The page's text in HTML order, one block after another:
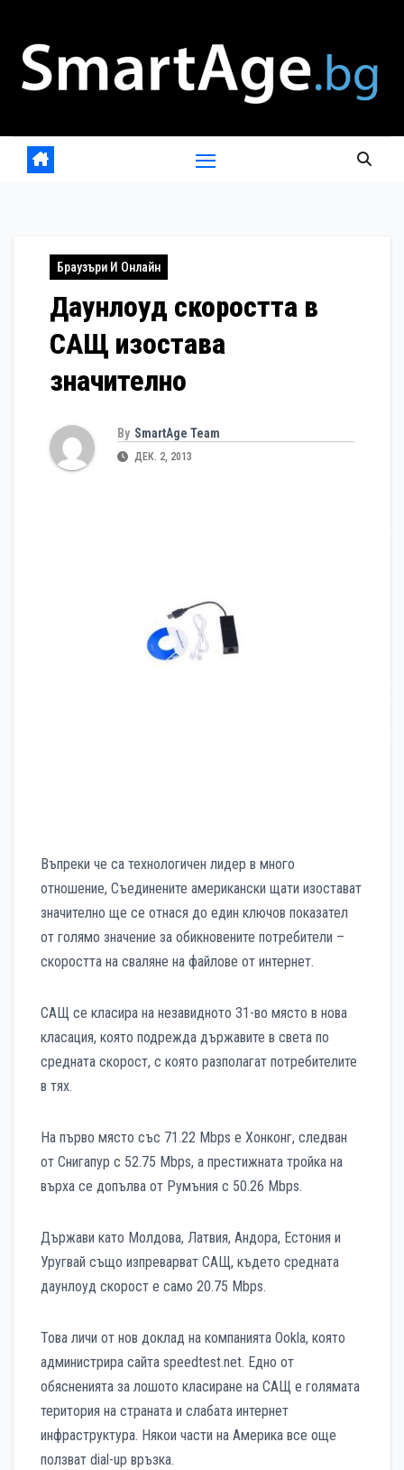
content
Браузъри И Онлайн
Даунлоуд скоростта в
САЩ изостава
значително
By SmartAge Team
ДЕК. 2, 2013
Въпреки че са технологичен лидер в много
отношение, Съединените американски щати изостават
значително ще се отнася до един ключов показател
от голямо значение за обикновените потребители –
скоростта на сваляне на файлове от интернет.
САЩ се класира на незавидното 31-во място в нова
класация, която подрежда държавите в света по
средната скорост, с която разполагат потребителите
в тях.
На първо място със 71.22 Mbps е Хонконг, следван
от Снигапур с 52.75 Mbps, а престижната тройка на
върха се допълва от Румъния с 50.26 Mbps.
Държави като Молдова, Латвия, Андора, Естония и
Уругвай също изпреварват САЩ, където средната
даунлоуд скорост е само 20.75 Mbps.
Това личи от нов доклад на компанията Ookla, която
администрира сайта speedtest.net. Едно от
обясненията за лошото класиране на САЩ е голямата
територия на страната и слабата интернет
инфраструктура. Някои части на Америка все още
ползват dial-up връзка.